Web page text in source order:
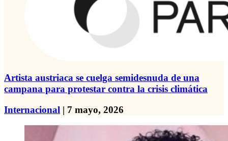
Artista austriaca se cuelga semidesnuda de una
campana para protestar contra la crisis climática
Internacional | 7 mayo, 2026